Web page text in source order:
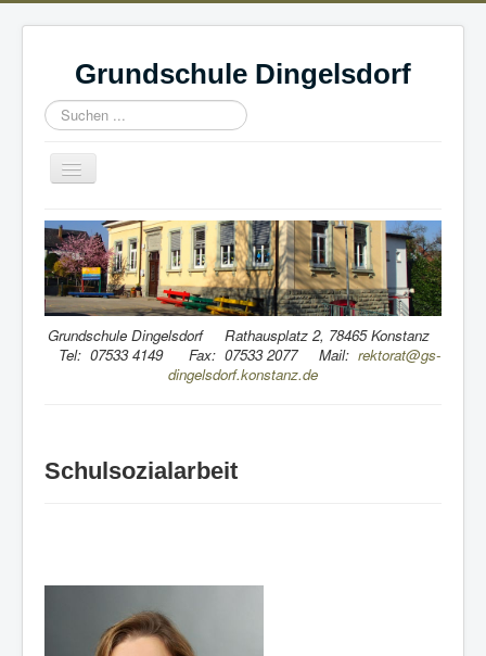
Grundschule Dingelsdorf
Suchen
...
Navigation
an/aus
Home
Wir
Schule & Leitgedanke
Schulvereine & Jugendbegleiterprogramm
Grundschule Dingelsdorf Rathausplatz 2, 78465 Konstanz
Tel: 07533 4149 Fax: 07533 2077 Mail: rektorat@gs-
dingelsdorf.konstanz.de
Schulsozialarbeit